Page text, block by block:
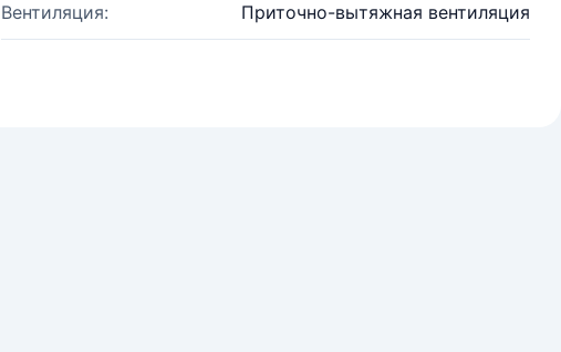
Вентиляция: Приточно-вытяжная вентиляция